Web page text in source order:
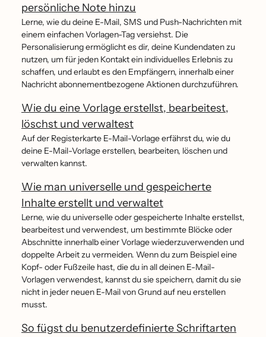
persönliche Note hinzu
Lerne, wie du deine E-Mail, SMS und Push-Nachrichten mit
einem einfachen Vorlagen-Tag versiehst. Die
Personalisierung ermöglicht es dir, deine Kundendaten zu
nutzen, um für jeden Kontakt ein individuelles Erlebnis zu
schaffen, und erlaubt es den Empfängern, innerhalb einer
Nachricht abonnementbezogene Aktionen durchzuführen.
Wie du eine Vorlage erstellst, bearbeitest,
löschst und verwaltest
Auf der Registerkarte E-Mail-Vorlage erfährst du, wie du
deine E-Mail-Vorlage erstellen, bearbeiten, löschen und
verwalten kannst.
Wie man universelle und gespeicherte
Inhalte erstellt und verwaltet
Lerne, wie du universelle oder gespeicherte Inhalte erstellst,
bearbeitest und verwendest, um bestimmte Blöcke oder
Abschnitte innerhalb einer Vorlage wiederzuverwenden und
doppelte Arbeit zu vermeiden. Wenn du zum Beispiel eine
Kopf- oder Fußzeile hast, die du in all deinen E-Mail-
Vorlagen verwendest, kannst du sie speichern, damit du sie
nicht in jeder neuen E-Mail von Grund auf neu erstellen
musst.
So fügst du benutzerdefinierte Schriftarten